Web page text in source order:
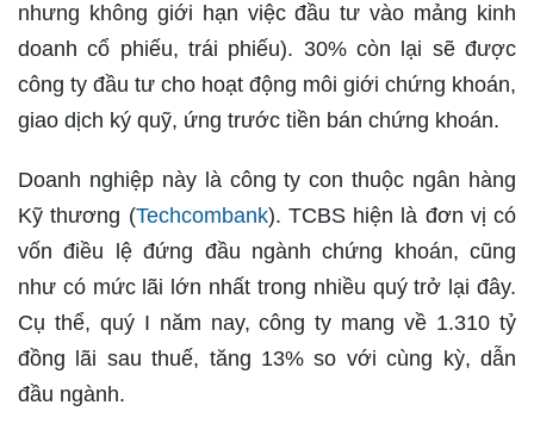
nhưng không giới hạn việc đầu tư vào mảng kinh
doanh cổ phiếu, trái phiếu). 30% còn lại sẽ được
công ty đầu tư cho hoạt động môi giới chứng khoán,
giao dịch ký quỹ, ứng trước tiền bán chứng khoán.
Doanh nghiệp này là công ty con thuộc ngân hàng
Kỹ thương (Techcombank). TCBS hiện là đơn vị có
vốn điều lệ đứng đầu ngành chứng khoán, cũng
như có mức lãi lớn nhất trong nhiều quý trở lại đây.
Cụ thể, quý I năm nay, công ty mang về 1.310 tỷ
đồng lãi sau thuế, tăng 13% so với cùng kỳ, dẫn
đầu ngành.